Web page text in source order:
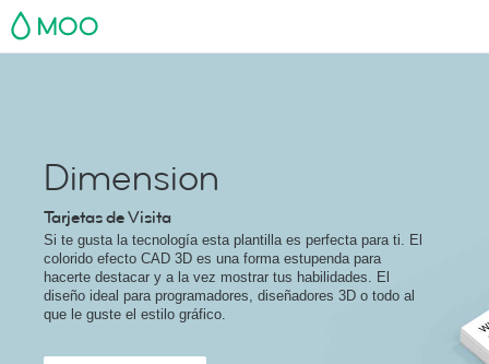
MOO
Dimension
Tarjetas de Visita
Si te gusta la tecnología esta plantilla es perfecta para ti. El
colorido efecto CAD 3D es una forma estupenda para
hacerte destacar y a la vez mostrar tus habilidades. El
diseño ideal para programadores, diseñadores 3D o todo al
que le guste el estilo gráfico.